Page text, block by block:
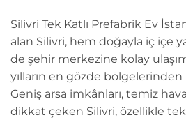
Silivri Tek Katlı Prefabrik Ev
alan Silivri, hem doğayla iç içe
de şehir merkezine kolay
yılların en gözde
Geniş arsa imkânları, temiz
dikkat çeken Silivri, özellikle